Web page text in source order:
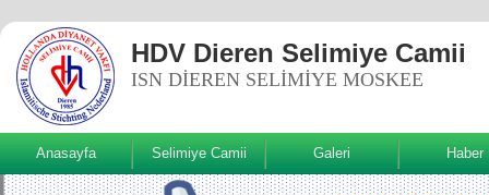
HDV Dieren Selimiye Camii
ISN DIEREN SELIMIYE MOSKEE
Anasayfa Selimiye Camii Galeri Haber